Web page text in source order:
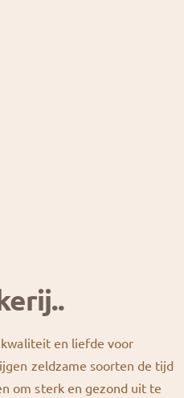
kwaliteit en liefde voor
zeldzame soorten de tijd
om sterk en gezond uit te